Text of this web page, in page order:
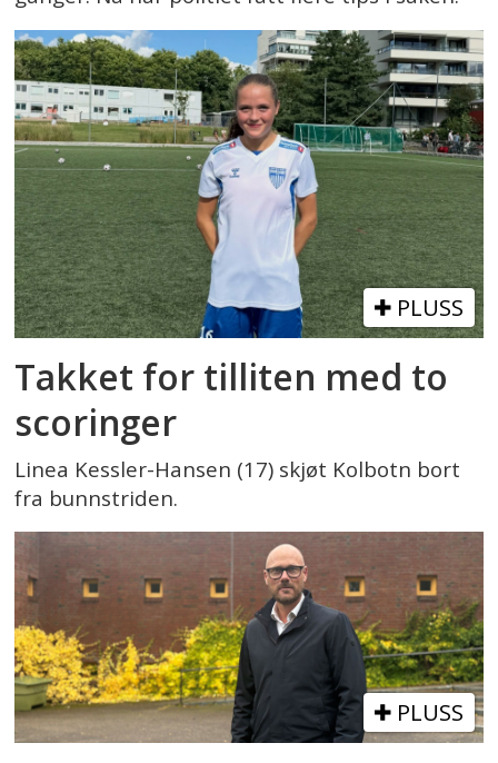
PLUSS
Takket for tilliten med to
scoringer
Linea Kessler-Hansen (17) skjøt Kolbotn bort
fra bunnstriden.
PLUSS